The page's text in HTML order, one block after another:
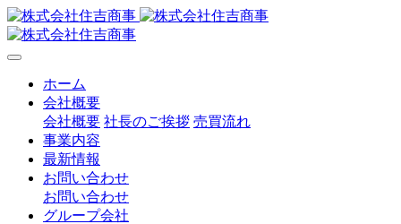
ホーム
会社概要
会社概要 社長のご挨拶 売買流れ
事業内容
最新情報
お問い合わせ
お問い合わせ
グループ会社